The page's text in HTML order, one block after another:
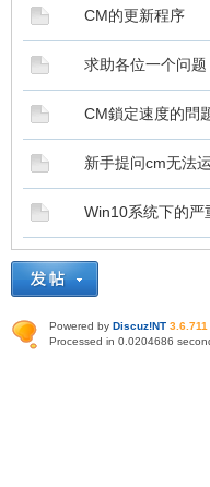
CM的更新程序
求助各位一个问
CM鎖定速度的問
新手提问cm无法
Win10系统下的严
Powered by Discuz!NT 3.6.711
Processed in 0.0204686